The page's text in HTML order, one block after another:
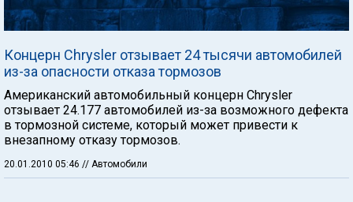
Концерн Chrysler отзывает 24 тысячи автомобилей
из-за опасности отказа тормозов
Американский автомобильный концерн Chrysler
отзывает 24.177 автомобилей из-за возможного дефекта
в тормозной системе, который может привести к
внезапному отказу тормозов.
20.01.2010 05:46 // Автомобили